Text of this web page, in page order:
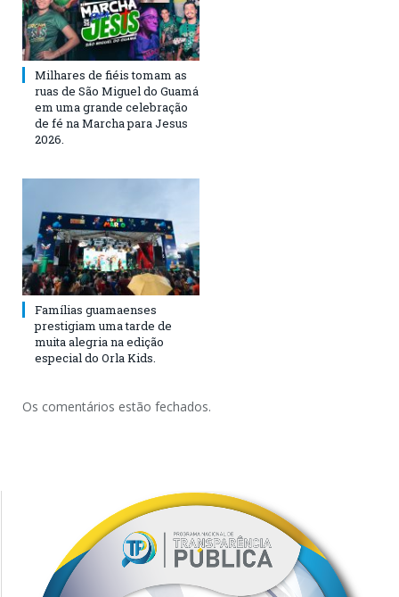
Milhares de fiéis tomam as
ruas de São Miguel do Guamá
em uma grande celebração
de fé na Marcha para Jesus
2026.
Famílias guamaenses
prestigiam uma tarde de
muita alegria na edição
especial do Orla Kids.
Os comentários estão fechados.